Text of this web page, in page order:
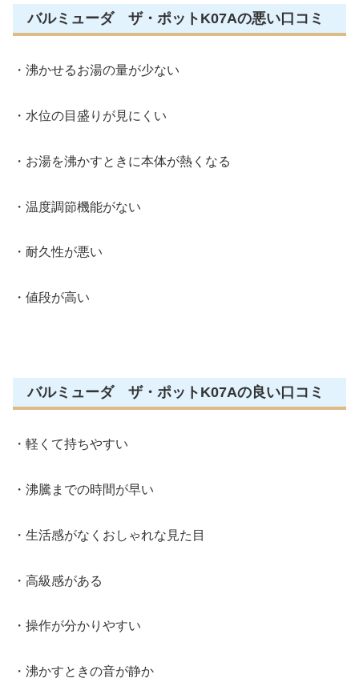
バルミューダ ザ・ポットK07Aの悪い口コミ
・沸かせるお湯の量が少ない
・水位の目盛りが見にくい
・お湯を沸かすときに本体が熱くなる
・温度調節機能がない
・耐久性が悪い
・値段が高い
バルミューダ ザ・ポットK07Aの良い口コミ
・軽くて持ちやすい
・沸騰までの時間が早い
・生活感がなくおしゃれな見た目
・高級感がある
・操作が分かりやすい
・沸かすときの音が静か